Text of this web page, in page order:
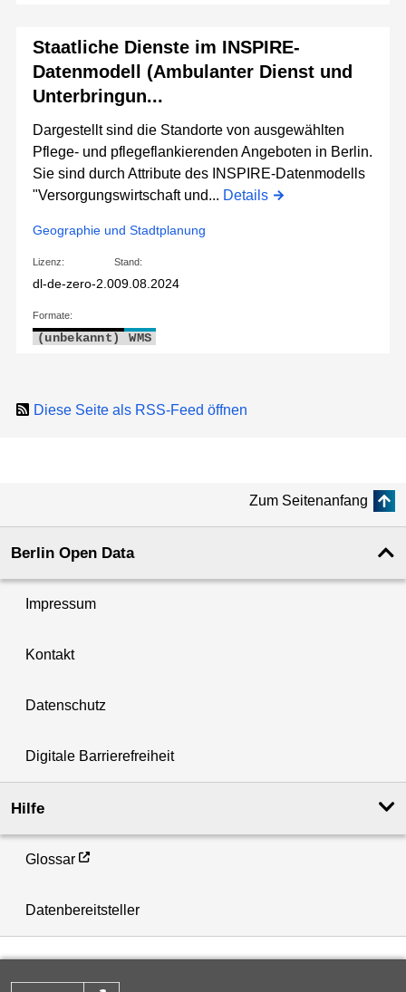
Staatliche Dienste im INSPIRE-
Datenmodell (Ambulanter Dienst und
Unterbringun...
Dargestellt sind die Standorte von ausgewählten
Pflege- und pflegeflankierenden Angeboten in Berlin.
Sie sind durch Attribute des INSPIRE-Datenmodells
"Versorgungswirtschaft und... Details
Geographie und Stadtplanung
Lizenz:
dl-de-zero-2.0
Stand:
09.08.2024
Formate:
(unbekannt) WMS
Diese Seite als RSS-Feed öffnen
Zum Seitenanfang
Berlin Open Data
Impressum
Kontakt
Datenschutz
Digitale Barrierefreiheit
Hilfe
Glossar
Datenbereitsteller